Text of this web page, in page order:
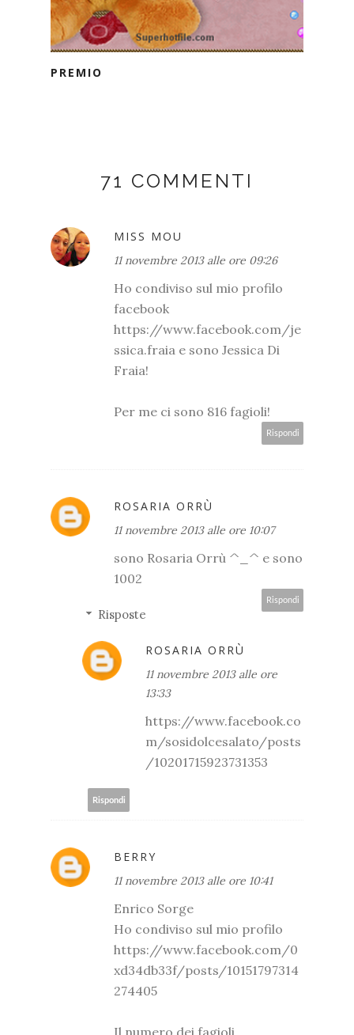
PREMIO
71 COMMENTI
MISS MOU
11 novembre 2013 alle ore 09:26
Ho condiviso sul mio profilo
facebook
https://www.facebook.com/je
ssica.fraia e sono Jessica Di
Fraia!
Per me ci sono 816 fagioli!
Rispondi
ROSARIA ORRÙ
11 novembre 2013 alle ore 10:07
sono Rosaria Orrù ^_^ e sono
1002
Rispondi
Risposte
ROSARIA ORRÙ
11 novembre 2013 alle ore
13:33
https://www.facebook.co
m/sosidolcesalato/posts
/10201715923731353
Rispondi
BERRY
11 novembre 2013 alle ore 10:41
Enrico Sorge
Ho condiviso sul mio profilo
https://www.facebook.com/0
xd34db33f/posts/10151797314
274405